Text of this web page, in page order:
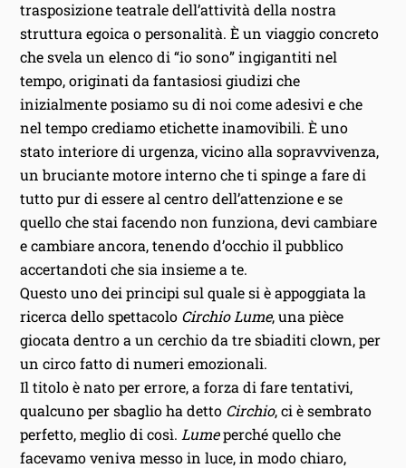
trasposizione teatrale dell’attività della nostra
struttura egoica o personalità. È un viaggio concreto
che svela un elenco di “io sono” ingigantiti nel
tempo, originati da fantasiosi giudizi che
inizialmente posiamo su di noi come adesivi e che
nel tempo crediamo etichette inamovibili. È uno
stato interiore di urgenza, vicino alla sopravvivenza,
un bruciante motore interno che ti spinge a fare di
tutto pur di essere al centro dell’attenzione e se
quello che stai facendo non funziona, devi cambiare
e cambiare ancora, tenendo d’occhio il pubblico
accertandoti che sia insieme a te.
Questo uno dei principi sul quale si è appoggiata la
ricerca dello spettacolo Circhio Lume, una pièce
giocata dentro a un cerchio da tre sbiaditi clown, per
un circo fatto di numeri emozionali.
Il titolo è nato per errore, a forza di fare tentativi,
qualcuno per sbaglio ha detto Circhio, ci è sembrato
perfetto, meglio di così. Lumeperché quello che
facevamo veniva messo in luce, in modo chiaro,